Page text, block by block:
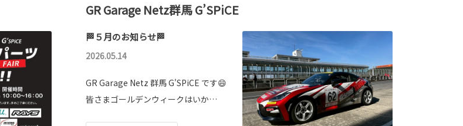
GR Garage Netz群馬 G’SPiCE
🏁５月のお知らせ🏁
2026.05.14
GR Garage Netz 群馬 G'SPiCE です😄
皆さまゴールデンウィークはいか…